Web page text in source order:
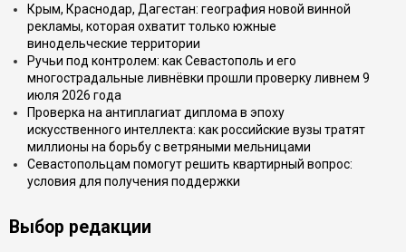
Крым, Краснодар, Дагестан: география новой винной
рекламы, которая охватит только южные
винодельческие территории
Ручьи под контролем: как Севастополь и его
многострадальные ливнёвки прошли проверку ливнем 9
июля 2026 года
Проверка на антиплагиат диплома в эпоху
искусственного интеллекта: как российские вузы тратят
миллионы на борьбу с ветряными мельницами
Севастопольцам помогут решить квартирный вопрос:
условия для получения поддержки
Выбор редакции